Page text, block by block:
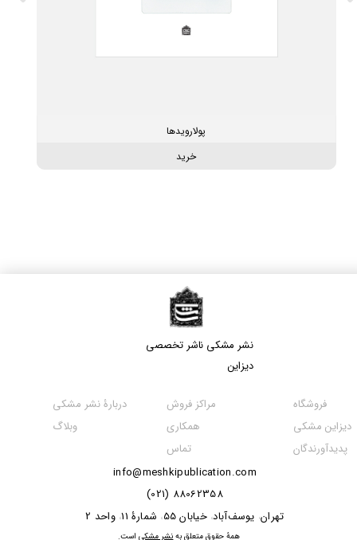
پولارویدها
خرید
نشر مشکی​​​​​​​ ناشر تخصصی
دیزاین
info@meshkipublication.com
88062358 (021)
​​​​​​تهران، یوسف‌آباد، خیابان 55 ، شمارۀ 11 ،واحد 2
مراکز فروش
همکاری
تماس
فروشگاه
دیزاین مشکی
پدیدآورندگان
دربارۀ نشر مشکی
وبلاگ
​همۀ حقوق متعلق به نشر مشکیاست.